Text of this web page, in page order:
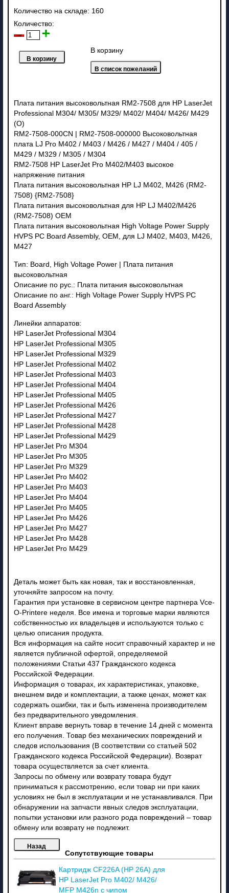
Количество на складе: 160
Количество:
В корзину
Плата питания высоковольтная RM2-7508 для HP LaserJet
Professional M304/ M305/ M329/ M402/ M404/ M426/ M429
(О)
RM2-7508-000CN | RM2-7508-000000 Высоковольтная
плата LJ Pro M402 / M403 / M426 / M427 / M404 / 405 /
M429 / M329 / M305 / M304
RM2-7508 HP LaserJet Pro M402/M403 высокое
напряжение питания
Плата питания высоковольтная HP LJ M402, M426 (RM2-
7508) {RM2-7508}
Плата питания высоковольтная для HP LJ M402/M426
(RM2-7508) OEM
Плата питания высоковольтная High Voltage Power Supply
HVPS PC Board Assembly, OEM, для LJ M402, M403, M426,
M427
Тип: Board, High Voltage Power | Плата питания
высоковольтная
Описание по рус.: Плата питания высоковольтная
Описание по анг.: High Voltage Power Supply HVPS PC
Board Assembly
Линейки аппаратов:
HP LaserJet Professional M304
HP LaserJet Professional M305
HP LaserJet Professional M329
HP LaserJet Professional M402
HP LaserJet Professional M403
HP LaserJet Professional M404
HP LaserJet Professional M405
HP LaserJet Professional M426
HP LaserJet Professional M427
HP LaserJet Professional M428
HP LaserJet Professional M429
HP LaserJet Pro M304
HP LaserJet Pro M305
HP LaserJet Pro M329
HP LaserJet Pro M402
HP LaserJet Pro M403
HP LaserJet Pro M404
HP LaserJet Pro M405
HP LaserJet Pro M426
HP LaserJet Pro M427
HP LaserJet Pro M428
HP LaserJet Pro M429
Деталь может быть как новая, так и восстановленная,
уточняйте запросом на почту.
Гарантия при установке в сервисном центре партнера Vce-
O-Printere неделя. Все имена и торговые марки являются
собственностью их владельцев и используются только с
целью описания продукта.
Вся информация на сайте носит справочный характер и не
является публичной офертой, определяемой
положениями Статьи 437 Гражданского кодекса
Российской Федерации.
Информация о товарах, их характеристиках, упаковке,
внешнем виде и комплектации, а также ценах, может как
содержать ошибки, так и быть изменена производителем
без предварительного уведомления.
Клиент вправе вернуть товар в течение 14 дней с момента
его получения. Товар без механических повреждений и
следов использования (В соответствии со статьей 502
Гражданского кодекса Российской Федерации). Возврат
товара осуществляется за счет клиента.
Запросы по обмену или возврату товара будут
приниматься к рассмотрению, если товар ни при каких
условиях не был в эксплуатации и не устанавливался. При
обнаружении на запчасти явных следов эксплуатации,
попытки установки или разного рода повреждений – товар
обмену или возврату не подлежит.
Сопутствующие товары
Картридж CF226A (HP 26A) для
HP LaserJet Pro M402/ M426/
MFP M426n с чипом